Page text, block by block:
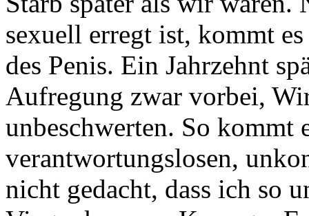
sexuell erregt ist, kommt
des Penis. Ein Jahrzehnt
Aufregung zwar vorbei,
unbeschwerten. So kommt
verantwortungslosen,
nicht gedacht, dass ich so